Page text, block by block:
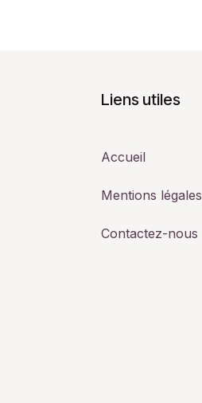
Liens utiles
Accueil
Mentions légales
Contactez-nous